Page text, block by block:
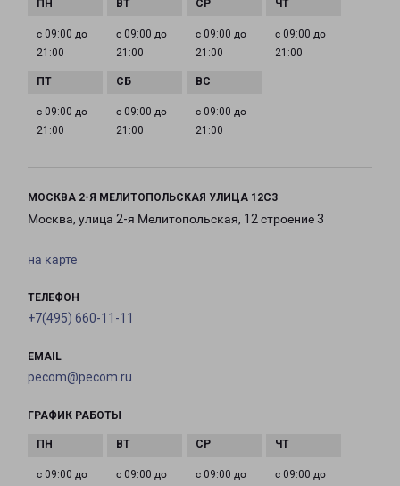
с 09:00 до
21:00
с 09:00 до
21:00
с 09:00 до
21:00
с 09:00 до
21:00
с 09:00 до
21:00
с 09:00 до
21:00
с 09:00 до
21:00
МОСКВА 2-Я МЕЛИТОПОЛЬСКАЯ УЛИЦА 12С3
Москва, улица 2-я Мелитопольская, 12 строение 3
на карте
ТЕЛЕФОН
+7(495) 660-11-11
EMAIL
pecom@pecom.ru
ГРАФИК РАБОТЫ
с 09:00 до
с 09:00 до
с 09:00 до
с 09:00 до